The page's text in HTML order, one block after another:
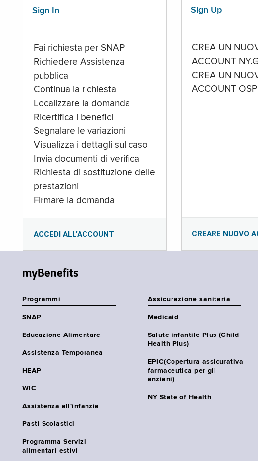
Sign In
Fai richiesta per SNAP
Richiedere Assistenza
pubblica
Continua la richiesta
Localizzare la domanda
Ricertifica i benefici
Segnalare le variazioni
Visualizza i dettagli sul caso
Invia documenti di verifica
Richiesta di sostituzione delle
prestazioni
Firmare la domanda
ACCEDI ALL’ACCOUNT
Sign Up
CREA UN
ACCOUNT
CREA UN
ACCOUNT
CREARE NUOVO
myBenefits
Programmi
SNAP
Educazione Alimentare
Assistenza Temporanea
HEAP
WIC
Assistenza all'infanzia
Pasti Scolastici
Programma Servizi
alimentari estivi
Assicurazione sanitaria
Medicaid
Salute infantile Plus (Child
Health Plus)
EPIC(Copertura assicurativa
farmaceutica per gli
anziani)
NY State of Health